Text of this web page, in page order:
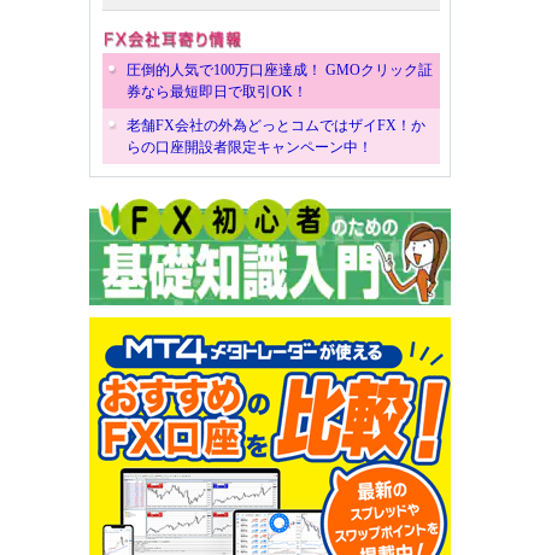
圧倒的人気で100万口座達成！ GMOクリック証
券なら最短即日で取引OK！
老舗FX会社の外為どっとコムではザイFX！か
らの口座開設者限定キャンペーン中！